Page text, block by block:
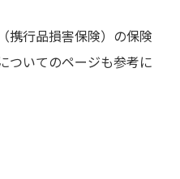
携行品損害保険）の保険
ついてのページも参考に